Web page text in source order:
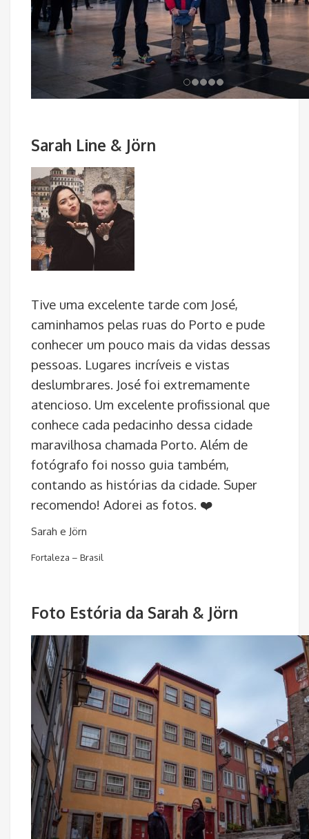
Sarah Line & Jörn
Tive uma excelente tarde com José,
caminhamos pelas ruas do Porto e pude
conhecer um pouco mais da vidas dessas
pessoas. Lugares incríveis e vistas
deslumbrares. José foi extremamente
atencioso. Um excelente profissional que
conhece cada pedacinho dessa cidade
maravilhosa chamada Porto. Além de
fotógrafo foi nosso guia também,
contando as histórias da cidade. Super
recomendo! Adorei as fotos. ❤️
Sarah e Jörn
Fortaleza – Brasil
Foto Estória da Sarah & Jörn